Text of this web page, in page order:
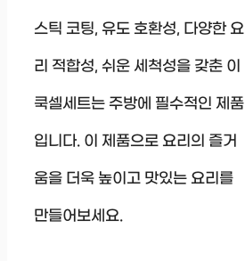
스틱 코팅, 유도 호환성, 다양한 요
리 적합성, 쉬운 세척성을 갖춘 이
쿡셀세트는 주방에 필수적인 제품
입니다. 이 제품으로 요리의 즐거
움을 더욱 높이고 맛있는 요리를
만들어보세요.